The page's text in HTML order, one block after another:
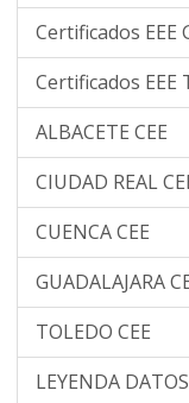
Certificados EEE
Certificados EEE
ALBACETE CEE
CIUDAD REAL
CUENCA CEE
GUADALAJARA
TOLEDO CEE
LEYENDA